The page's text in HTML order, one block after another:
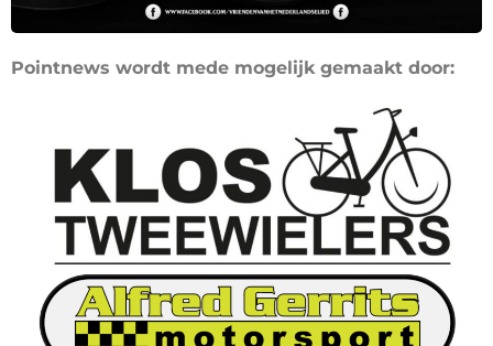
Pointnews wordt mede mogelijk gemaakt door: